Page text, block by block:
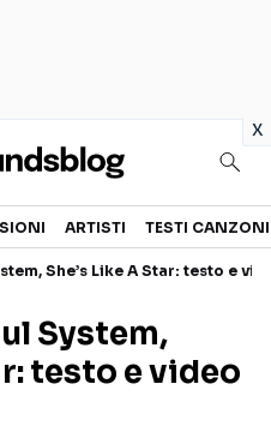
x
TESTI CANZONI
TOUR ED EVENTI
ARTISTI TESTI CANZONI
She’s Like A Star: testo e
System,
testo e video